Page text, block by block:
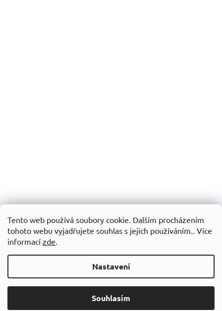
Tento web používá soubory cookie. Dalším procházením
tohoto webu vyjadřujete souhlas s jejich používáním.. Více
informací zde.
Nastavení
Souhlasím